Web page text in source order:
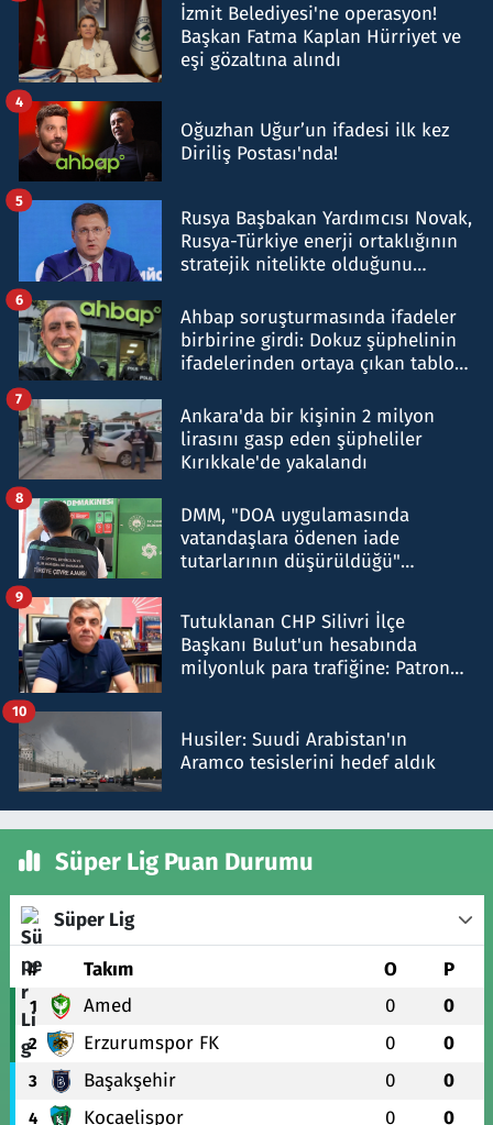
İzmit Belediyesi'ne operasyon!
Başkan Fatma Kaplan Hürriyet ve
eşi gözaltına alındı
Oğuzhan Uğur’un ifadesi ilk kez
Diriliş Postası'nda!
4
Rusya Başbakan Yardımcısı Novak,
Rusya-Türkiye enerji ortaklığının
stratejik nitelikte olduğunu
5
Ahbap soruşturmasında ifadeler
birbirine girdi: Dokuz şüphelinin
ifadelerinden ortaya çıkan tablo
6
Ankara'da bir kişinin 2 milyon
lirasını gasp eden şüpheliler
Kırıkkale'de yakalandı
7
DMM, "DOA uygulamasında
vatandaşlara ödenen iade
tutarlarının düşürüldüğü"
8
Tutuklanan CHP Silivri İlçe
Başkanı Bulut'un hesabında
milyonluk para trafiğine: Patron
9
Husiler: Suudi Arabistan'ın
Aramco tesislerini hedef aldık
10
Süper Lig Puan Durumu
Süper Lig
# Takım O P
1 Amed 0 0
2 Erzurumspor FK 0 0
3 Başakşehir 0 0
4 Kocaelispor 0 0